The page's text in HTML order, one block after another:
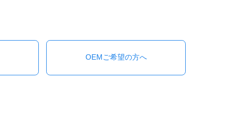
OEMご希望の方へ